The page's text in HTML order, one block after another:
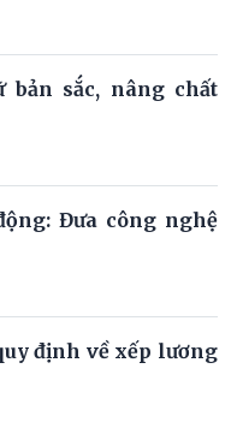
bản sắc, nâng chất
Đưa công nghệ
định về xếp lương